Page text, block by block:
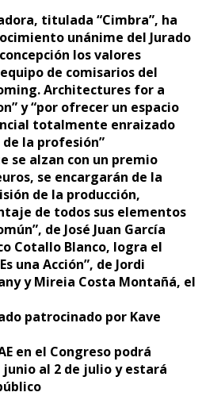
titulada “Cimbra”, ha
unánime del Jurado
los valores
de comisarios del
Architectures for a
y “por ofrecer un espacio
totalmente enraizado
la profesión”
se alzan con un premio
se encargarán de la
de la producción,
de todos sus elementos
de José Juan García
Cotallo Blanco, logra el
una Acción”, de Jordi
y Mireia Costa Montañá, el
patrocinado por Kave
en el Congreso podrá
al 2 de julio y estará